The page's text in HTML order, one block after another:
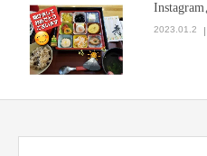
Instagram
2023.01.2